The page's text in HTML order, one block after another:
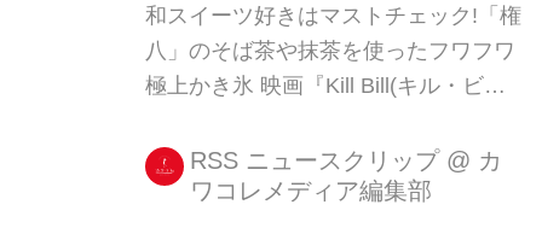
和スイーツ好きはマストチェック!「権
八」のそば茶や抹茶を使ったフワフワ
極上かき氷 映画『Kill Bill(キル・ビ
有名な「権八(ごんぱち)」の姉妹店
「浅草吾妻橋店」に、夏季限定の極上
RSS ニュースクリップ @ カ
ワコレメディア編集部